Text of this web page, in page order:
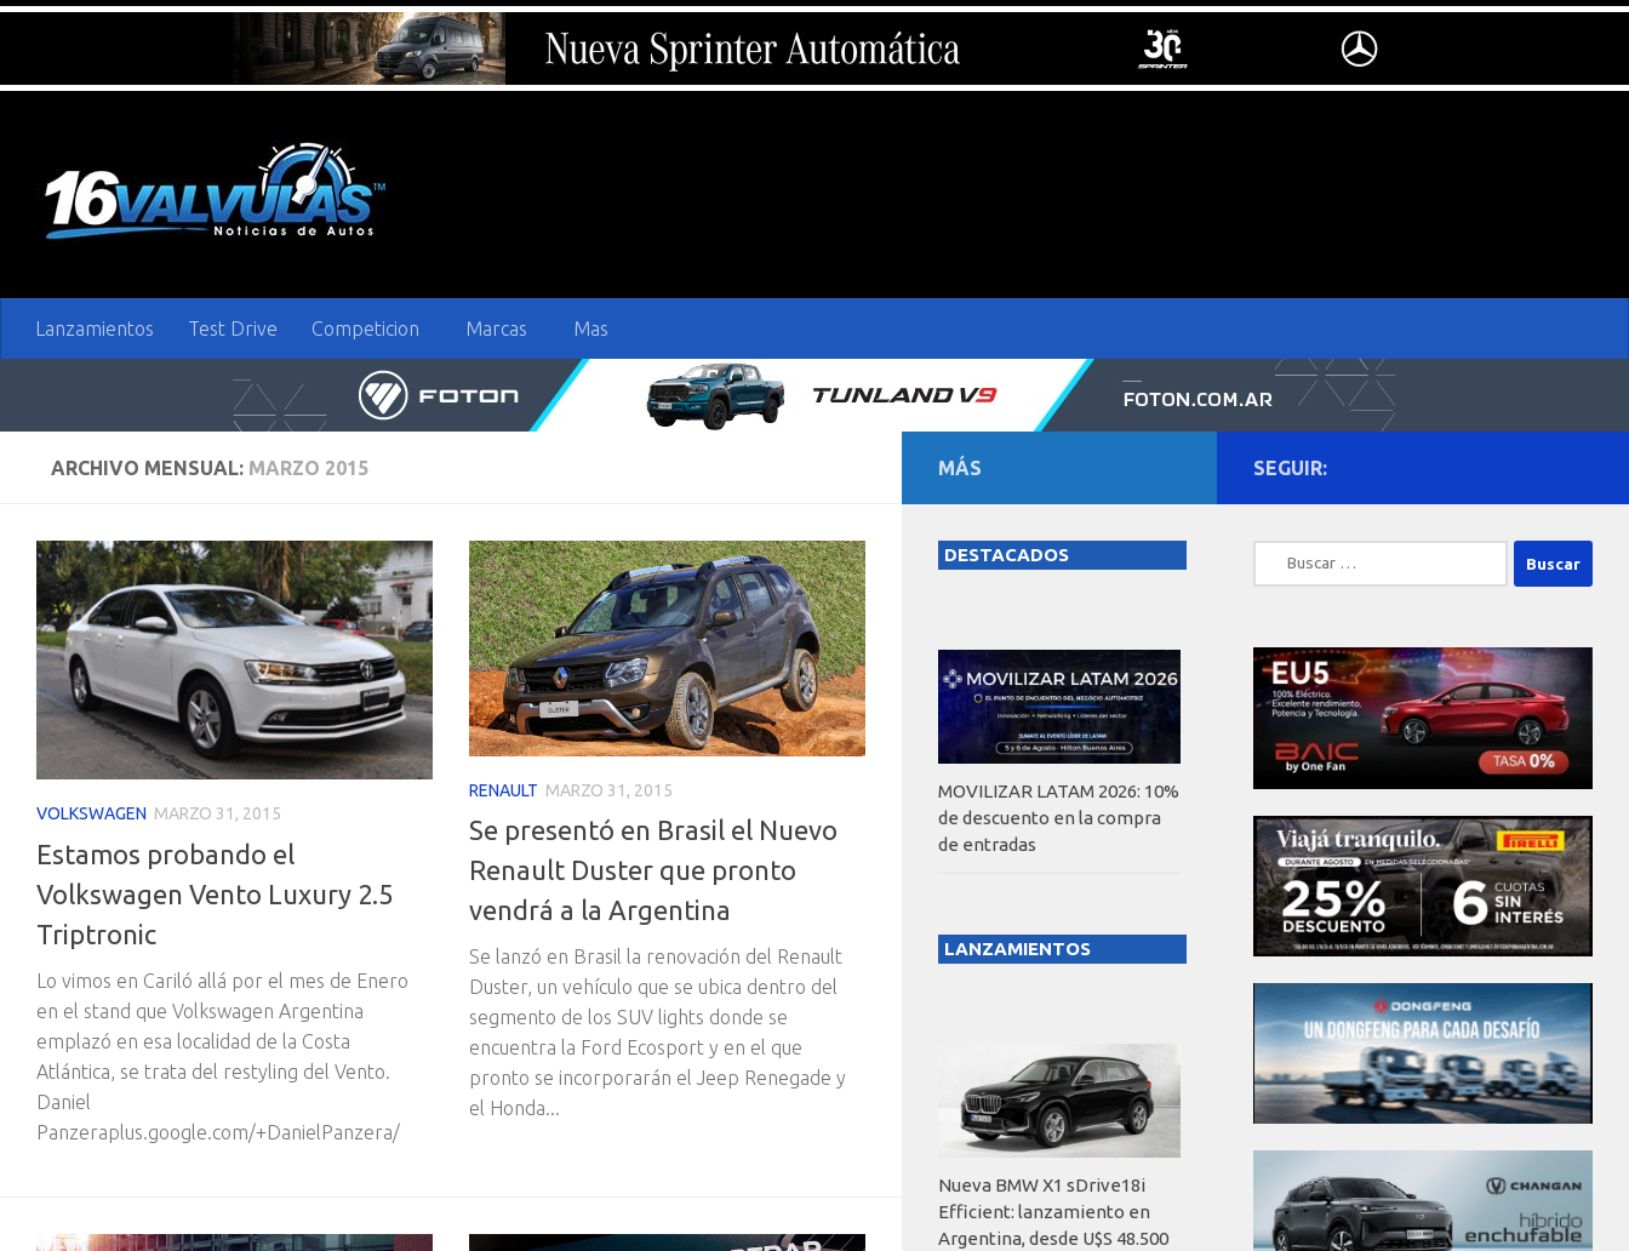
Lanzamientos Test Drive Competicion Marcas Mas
ARCHIVO MENSUAL: MARZO 2015
VOLKSWAGEN MARZO 31, 2015
Estamos probando el
Volkswagen Vento Luxury 2.5
Triptronic
Lo vimos en Cariló allá por el mes de Enero
en el stand que Volkswagen Argentina
emplazó en esa localidad de la Costa
Atlántica, se trata del restyling del Vento.
Daniel
Panzeraplus.google.com/+DanielPanzera/
RENAULT MARZO 31, 2015
Se presentó en Brasil el Nuevo
Renault Duster que pronto
vendrá a la Argentina
Se lanzó en Brasil la renovación del Renault
Duster, un vehículo que se ubica dentro del
segmento de los SUV lights donde se
encuentra la Ford Ecosport y en el que
pronto se incorporarán el Jeep Renegade y
el Honda...
SEGUIR:
Buscar:
MÁS
DESTACADOS
MOVILIZAR LATAM 2026: 10%
de descuento en la compra
de entradas
LANZAMIENTOS
Nueva BMW X1 sDrive18i
Efficient: lanzamiento en
Argentina, desde U$S 48.500